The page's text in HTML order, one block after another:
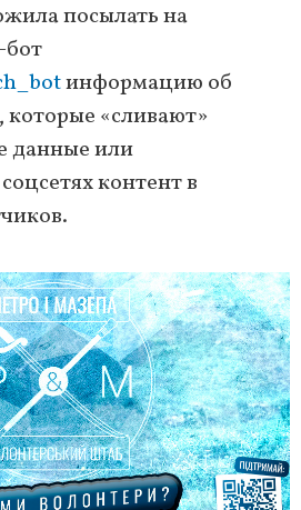
посылать на
информацию об
которые «сливают»
данные или
контент в